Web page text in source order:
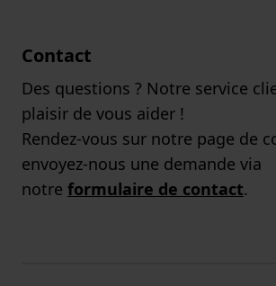
Contact
Des questions ? Notre service
plaisir de vous aider !
Rendez-vous sur notre page de
envoyez-nous une demande via
notre formulaire de contact.